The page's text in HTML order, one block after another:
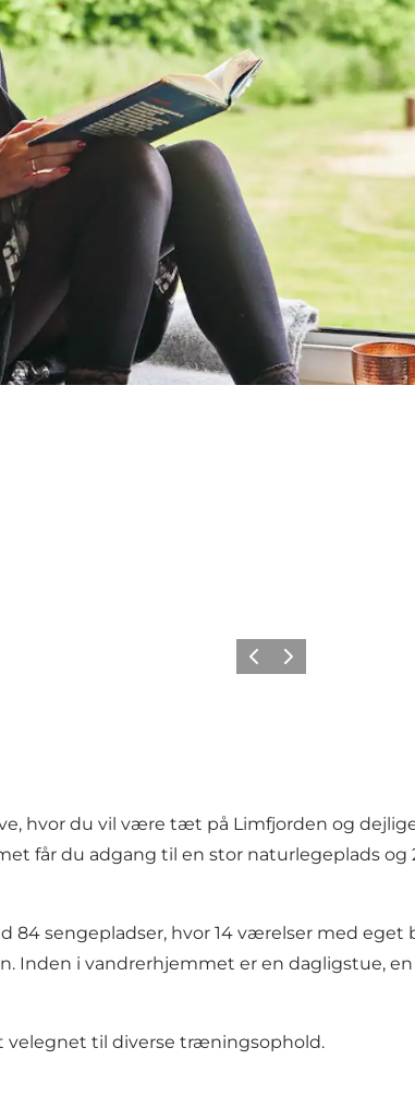
Forrige billede
Næste billede
hvor du vil være tæt på Limfjorden og
får du adgang til en stor naturlegeplads
84 sengepladser, hvor 14 værelser med
Inden i vandrerhjemmet er en dagligstue,
velegnet til diverse træningsophold.